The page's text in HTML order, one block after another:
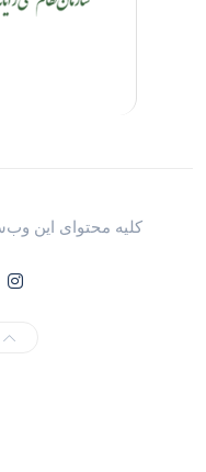
کلیه محتوای این